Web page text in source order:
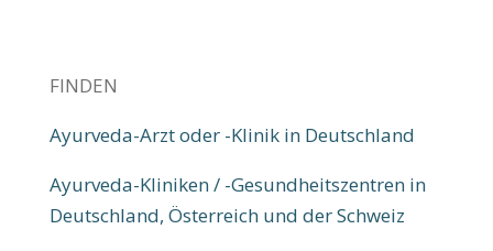
FINDEN
Ayurveda-Arzt oder -Klinik in Deutschland
Ayurveda-Kliniken / -Gesundheitszentren in
Deutschland, Österreich und der Schweiz